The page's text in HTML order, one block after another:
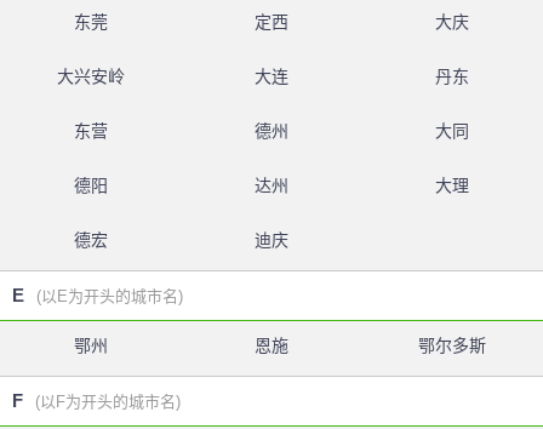
东莞 定西 大庆
大兴安岭 大连 丹东
东营 德州 大同
德阳 达州 大理
德宏 迪庆
E (以E为开头的城市名)
鄂州 恩施 鄂尔多斯
F (以F为开头的城市名)